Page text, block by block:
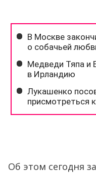
Об этом сегодня